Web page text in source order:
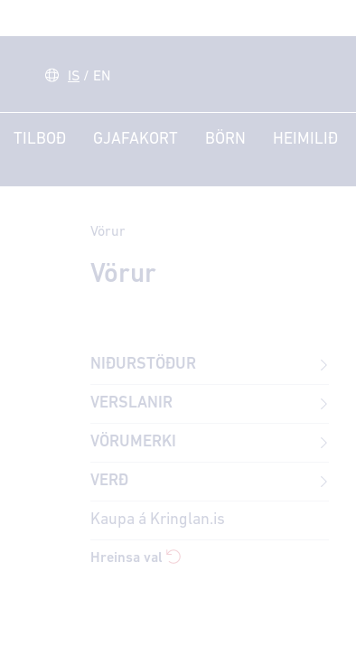
IS / EN
TILBOÐ GJAFAKORT BÖRN HEIMILIÐ
Vörur
Vörur
NIÐURSTÖÐUR
VERSLANIR
VÖRUMERKI
VERÐ
Kaupa á Kringlan.is
Hreinsa val